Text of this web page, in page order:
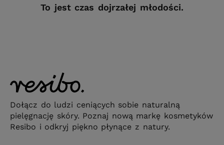
To jest czas dojrzałej młodości.
Dołącz do ludzi ceniących sobie naturalną
pielęgnację skóry. Poznaj nową markę kosmetyków
Resibo i odkryj piękno płynące z natury.